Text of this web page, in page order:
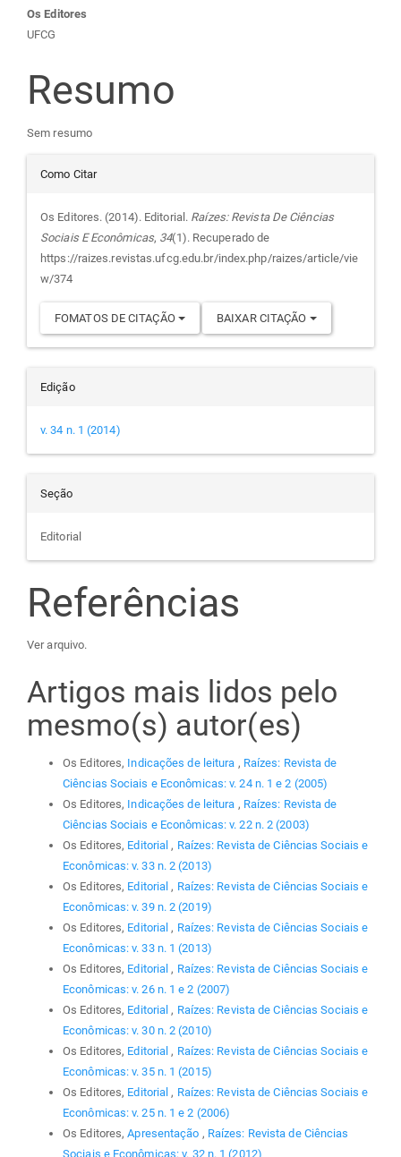
Conteúdo
do
artigo
principal
Os Editores
UFCG
Resumo
Sem resumo
Detalhes
do
artigo
Como Citar
Os Editores. (2014). Editorial. Raízes: Revista De Ciências
Sociais E Econômicas, 34(1). Recuperado de
https://raizes.revistas.ufcg.edu.br/index.php/raizes/article/vie
w/374
FOMATOS DE CITAÇÃO BAIXAR CITAÇÃO
Edição
v. 34 n. 1 (2014)
Seção
Editorial
Referências
Ver arquivo.
Artigos mais lidos pelo
mesmo(s) autor(es)
Os Editores, Indicações de leitura , Raízes: Revista de
Ciências Sociais e Econômicas: v. 24 n. 1 e 2 (2005)
Os Editores, Indicações de leitura , Raízes: Revista de
Ciências Sociais e Econômicas: v. 22 n. 2 (2003)
Os Editores, Editorial , Raízes: Revista de Ciências Sociais e
Econômicas: v. 33 n. 2 (2013)
Os Editores, Editorial , Raízes: Revista de Ciências Sociais e
Econômicas: v. 39 n. 2 (2019)
Os Editores, Editorial , Raízes: Revista de Ciências Sociais e
Econômicas: v. 33 n. 1 (2013)
Os Editores, Editorial , Raízes: Revista de Ciências Sociais e
Econômicas: v. 26 n. 1 e 2 (2007)
Os Editores, Editorial , Raízes: Revista de Ciências Sociais e
Econômicas: v. 30 n. 2 (2010)
Os Editores, Editorial , Raízes: Revista de Ciências Sociais e
Econômicas: v. 35 n. 1 (2015)
Os Editores, Editorial , Raízes: Revista de Ciências Sociais e
Econômicas: v. 25 n. 1 e 2 (2006)
Os Editores,Apresentação , Raízes: Revista de Ciências
Sociais e Econômicas: v. 32 n. 1 (2012)